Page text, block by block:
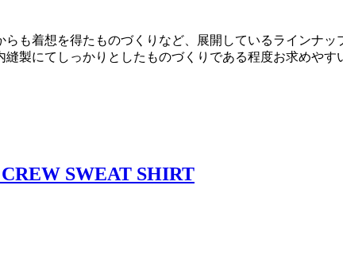
も着想を得たものづくりなど、展開しているラインナッ
製にてしっかりとしたものづくりである程度お求めや
SWEAT SHIRT